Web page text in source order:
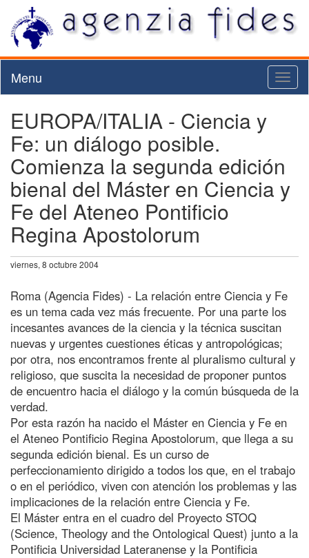
Menu
EUROPA/ITALIA - Ciencia y
Fe: un diálogo posible.
Comienza la segunda edición
bienal del Máster en Ciencia y
Fe del Ateneo Pontificio
Regina Apostolorum
viernes, 8 octubre 2004
Roma (Agencia Fides) - La relación entre Ciencia y Fe
es un tema cada vez más frecuente. Por una parte los
incesantes avances de la ciencia y la técnica suscitan
nuevas y urgentes cuestiones éticas y antropológicas;
por otra, nos encontramos frente al pluralismo cultural y
religioso, que suscita la necesidad de proponer puntos
de encuentro hacia el diálogo y la común búsqueda de la
verdad.
Por esta razón ha nacido el Máster en Ciencia y Fe en
el Ateneo Pontificio Regina Apostolorum, que llega a su
segunda edición bienal. Es un curso de
perfeccionamiento dirigido a todos los que, en el trabajo
o en el periódico, viven con atención los problemas y las
implicaciones de la relación entre Ciencia y Fe.
El Máster entra en el cuadro del Proyecto STOQ
(Science, Theology and the Ontological Quest) junto a la
Pontificia Universidad Lateranense y la Pontificia